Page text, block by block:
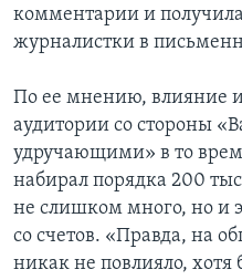
комментарии и
журналистки в
По ее мнению, влияние
аудитории со стороны
удручающими» в то
набирал порядка 200
не слишком много, но и
со счетов. «Правда, на
никак не повлияло, хотя